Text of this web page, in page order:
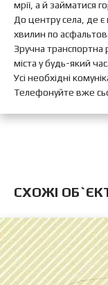
мрії, а й займатися
До центру села, де є
хвилин по
Зручна транспортна
міста у будь-який час.
Усі необхідні
Телефонуйте вже
CХОЖІ